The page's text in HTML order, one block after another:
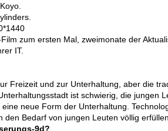
zum ersten Mal, zweimonate der
IT.
Freizeit und zur Unterhaltung, aber die
ist schwierig, die jungen
neue Form der Unterhaltung.
Bedarf von jungen Leuten völlig erfüllen.
9d?